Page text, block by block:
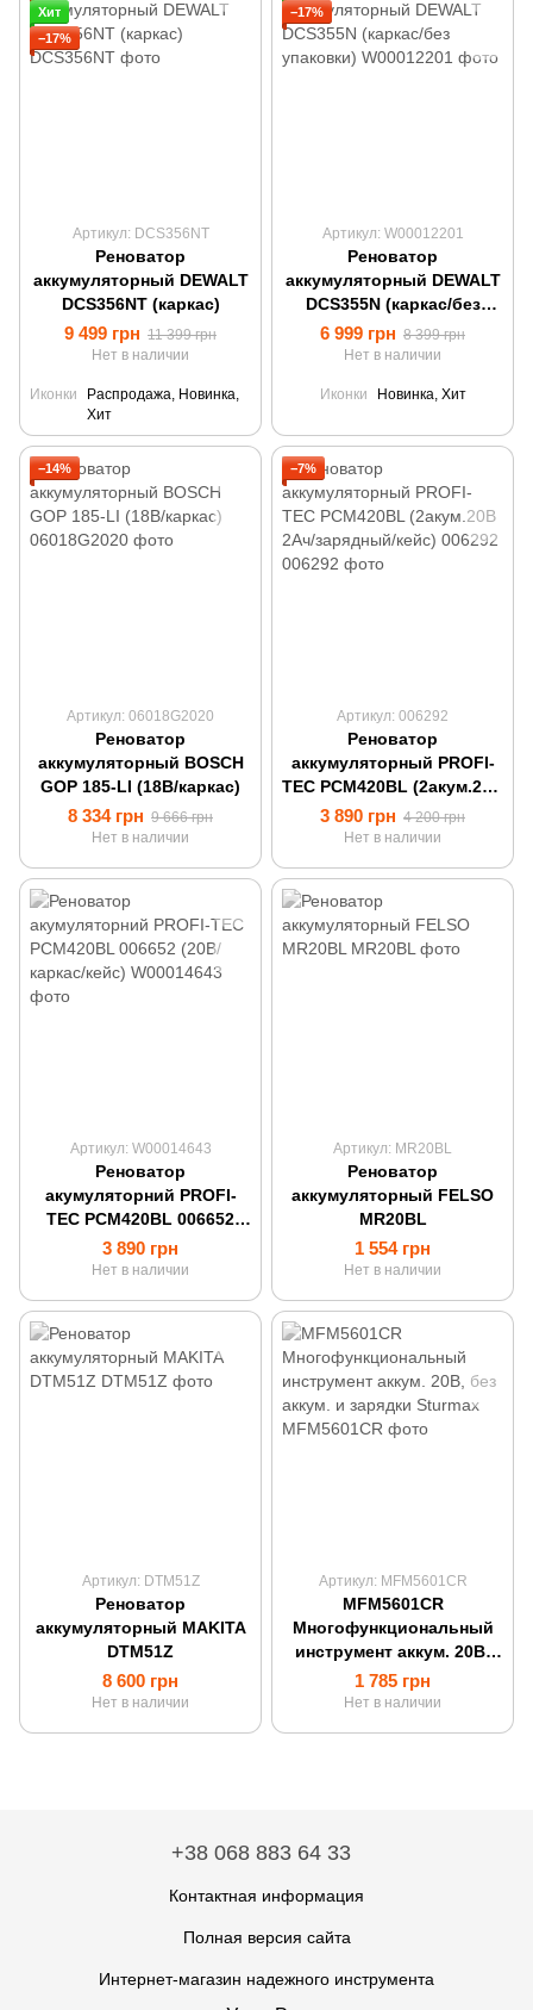
Хит
−17%
Артикул: DCS356NT
Реноватор
аккумуляторный DEWALT
DCS356NT (каркас)
9 499 грн 11 399 грн
Нет в наличии
Иконки
Распродажа, Новинка,
Хит
−17%
Артикул: W00012201
Реноватор
аккумуляторный DEWALT
DCS355N (каркас/без
упаковки)
6 999 грн 8 399 грн
Нет в наличии
Иконки Новинка, Хит
−14%
Артикул: 06018G2020
Реноватор
аккумуляторный BOSCH
GOP 185-LI (18В/каркас)
8 334 грн 9 666 грн
Нет в наличии
−7%
Артикул: 006292
Реноватор
аккумуляторный PROFI-
TEC PCM420BL (2акум.20В
2Ач/зарядный/кейс)
006292
3 890 грн 4 200 грн
Нет в наличии
Артикул: W00014643
Реноватор
акумуляторний PROFI-
TEC PCM420BL 006652
(20В/каркас/кейс)
3 890 грн
Нет в наличии
Артикул: MR20BL
Реноватор
аккумуляторный FELSO
MR20BL
1 554 грн
Нет в наличии
Артикул: DTM51Z
Реноватор
аккумуляторный MAKITA
DTM51Z
8 600 грн
Нет в наличии
Артикул: MFM5601CR
MFM5601CR
Многофункциональный
инструмент аккум. 20В,
без аккум. и зарядки
Sturmax
1 785 грн
Нет в наличии
+38 068 883 64 33
Контактная информация
Полная версия сайта
Интернет-магазин надежного инструмента